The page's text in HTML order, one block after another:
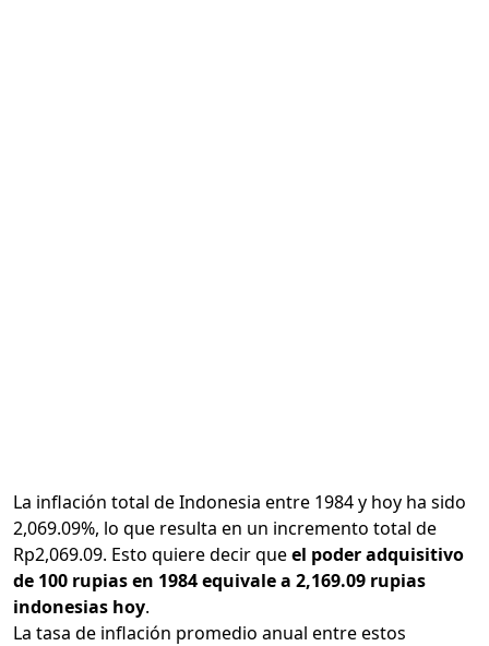
La inflación total de Indonesia entre 1984 y hoy ha sido
2,069.09%, lo que resulta en un incremento total de
Rp2,069.09. Esto quiere decir queel poder adquisitivo
de 100 rupias en 1984 equivale a 2,169.09 rupias
indonesias hoy.
La tasa de inflación promedio anual entre estos